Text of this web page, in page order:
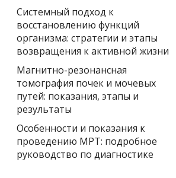
Системный подход к
восстановлению функций
организма: стратегии и этапы
возвращения к активной жизни
Магнитно-резонансная
томография почек и мочевых
путей: показания, этапы и
результаты
Особенности и показания к
проведению МРТ: подробное
руководство по диагностике